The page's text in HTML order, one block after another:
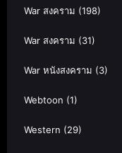
War สงคราม (198)
War สงคราม (31)
War หนังสงคราม (3)
Webtoon (1)
Western (29)